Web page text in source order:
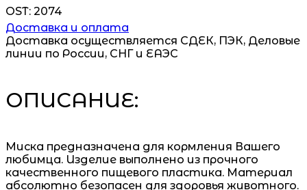
OST: 2074
Доставка и оплата
Доставка осуществляется СДЕК, ПЭК, Деловые
линии по России, СНГ и ЕАЭС
ОПИСАНИЕ:
Миска предназначена для кормления Вашего
любимца. Изделие выполнено из прочного
качественного пищевого пластика. Материал
абсолютно безопасен для здоровья животного.